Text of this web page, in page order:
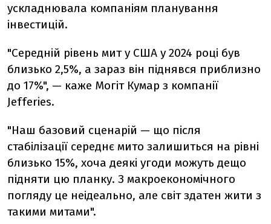
ускладнювала компаніям планування
інвестицій.
"Середній рівень мит у США у 2024 році був
близько 2,5%, а зараз він піднявся приблизно
до 17%", — каже Могіт Кумар з компанії
Jefferies.
"Наш базовий сценарій — що після
стабілізації середнє мито залишиться на рівні
близько 15%, хоча деякі угоди можуть дещо
підняти цю планку. З макроекономічного
погляду це неідеально, але світ здатен жити з
такими митами".